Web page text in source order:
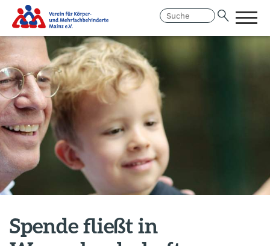
Hauptregion
der
Seite
anspringen
Link
Homepage
Menü
Spende fließt in